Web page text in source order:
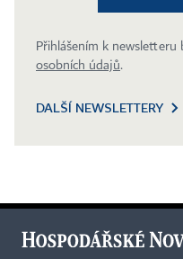
Přihlášením k newsletteru
osobních údajů.
DALŠÍ NEWSLETTERY